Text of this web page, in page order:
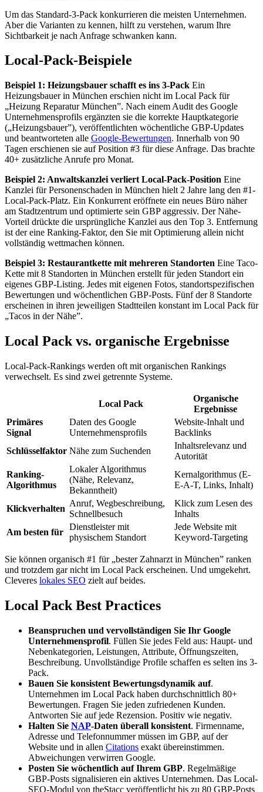
Um das Standard-3-Pack konkurrieren die meisten Unternehmen.
Aber die Varianten zu kennen, hilft zu verstehen, warum Ihre
Sichtbarkeit je nach Anfrage schwanken kann.
Local-Pack-Beispiele
Beispiel 1: Heizungsbauer schafft es ins 3-Pack Ein
Heizungsbauer in München erschien nicht im Local Pack für
„Heizung Reparatur München”. Nach einem Audit des Google
Unternehmensprofils ergänzten sie die korrekte Hauptkategorie
(„Heizungsbauer”), veröffentlichten wöchentliche GBP-Updates
und beantworteten alle Google-Bewertungen. Innerhalb von 90
Tagen erschienen sie auf Position #3 für diese Anfrage. Das brachte
40+ zusätzliche Anrufe pro Monat.
Beispiel 2: Anwaltskanzlei verliert Local-Pack-Position Eine
Kanzlei für Personenschaden in München hielt 2 Jahre lang den #1-
Local-Pack-Platz. Ein Konkurrent eröffnete ein neues Büro näher
am Stadtzentrum und optimierte sein GBP aggressiv. Der Nähe-
Vorteil drückte die ursprüngliche Kanzlei aus den Top 3. Entfernung
ist der eine Ranking-Faktor, den Sie mit Optimierung allein nicht
vollständig wettmachen können.
Beispiel 3: Restaurantkette mit mehreren Standorten Eine Taco-
Kette mit 8 Standorten in München erstellt für jeden Standort ein
eigenes GBP-Listing. Jedes mit eigenen Fotos, standortspezifischen
Bewertungen und wöchentlichen GBP-Posts. Fünf der 8 Standorte
erscheinen in ihren jeweiligen Stadtteilen konstant im Local Pack für
„Tacos in der Nähe”.
Local Pack vs. organische Ergebnisse
Local-Pack-Rankings werden oft mit organischen Rankings
verwechselt. Es sind zwei getrennte Systeme.
Local Pack
Organische
Ergebnisse
Primäres
Signal
Daten des Google
Unternehmensprofils
Website-Inhalt und
Backlinks
Schlüsselfaktor Nähe zum Suchenden
Inhaltsrelevanz und
Autorität
Ranking-
Algorithmus
Lokaler Algorithmus
(Nähe, Relevanz,
Bekanntheit)
Kernalgorithmus (E-
E-A-T, Links, Inhalt)
Klickverhalten
Anruf, Wegbeschreibung,
Schnellbesuch
Klick zum Lesen des
Inhalts
Am besten für
Dienstleister mit
physischem Standort
Jede Website mit
Keyword-Targeting
Sie können organisch #1 für „bester Zahnarzt in München” ranken
und trotzdem gar nicht im Local Pack erscheinen. Und umgekehrt.
Cleveres lokales SEO zielt auf beides.
Local Pack Best Practices
Beanspruchen und vervollständigen Sie Ihr Google
Unternehmensprofil. Füllen Sie jedes Feld aus: Haupt- und
Nebenkategorien, Leistungen, Attribute, Öffnungszeiten,
Beschreibung. Unvollständige Profile schaffen es selten ins 3-
Pack.
Bauen Sie konsistent Bewertungsdynamik auf.
Unternehmen im Local Pack haben durchschnittlich 80+
Bewertungen. Fragen Sie jeden zufriedenen Kunden.
Antworten Sie auf jede Rezension. Positiv wie negativ.
Halten Sie NAP-Daten überall konsistent. Firmenname,
Adresse und Telefonnummer müssen im GBP, auf der
Website und in allen Citations exakt übereinstimmen.
Abweichungen verwirren Google.
Posten Sie wöchentlich auf Ihrem GBP. Regelmäßige
GBP-Posts signalisieren ein aktives Unternehmen. Das Local-
SEO-Modul von theStacc veröffentlicht bis zu 80 GBP-Posts